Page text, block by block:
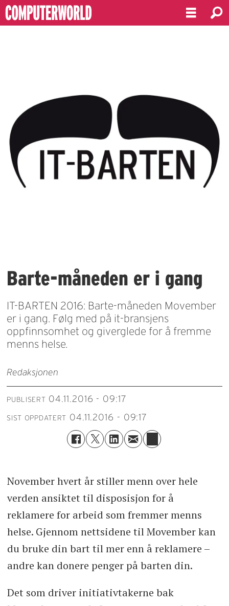
Barte-måneden er i gang
IT-BARTEN 2016: Barte-måneden Movember
er i gang. Følg med på it-bransjens
oppfinnsomhet og giverglede for å fremme
menns helse.
Redaksjonen
PUBLISERT 04.11.2016 - 09:17
SIST OPPDATERT 04.11.2016 - 09:17
November hvert år stiller menn over hele
verden ansiktet til disposisjon for å
reklamere for arbeid som fremmer menns
helse. Gjennom nettsidene til Movember kan
du bruke din bart til mer enn å reklamere –
andre kan donere penger på barten din.
Det som driver initiativtakerne bak